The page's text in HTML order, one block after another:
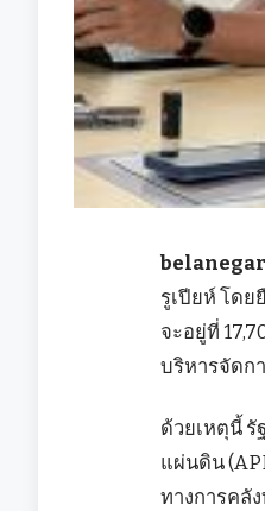
รูเปียห์ โด
จะอยู่ที่
บริหารจัดก
ด้วยเหตุนี้ รั
แผ่นดิน
ทางการคลั